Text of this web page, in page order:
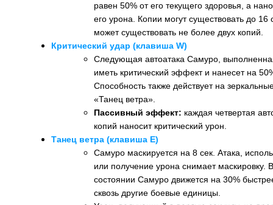
равен 50% от его текущего здоровья, а
его урона. Копии могут существовать до
может существовать не более двух копий.
Критический удар (клавиша W)
Следующая автоатака Самуро,
иметь критический эффект и нанесет на
Способность также действует на
«Танец ветра».
Пассивный эффект: каждая четвертая
копий наносит критический урон.
Танец ветра (клавиша E)
Самуро маскируется на 8 сек. Атака,
или получение урона снимает маскировку.
состоянии Самуро движется на 30%
сквозь другие боевые единицы.